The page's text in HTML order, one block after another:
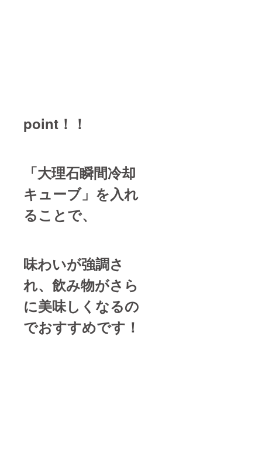
point！！
「大理石瞬間冷却
キューブ」を入れ
ることで、
味わいが強調さ
れ、飲み物がさら
に美味しくなるの
でおすすめです！